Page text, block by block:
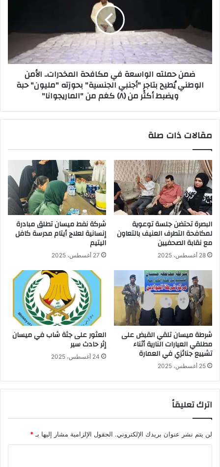
المخدرات..
الوطني
يُطيح
"أجنبي
"مليون"
ويضبط
(٨)
كغم
من
"الماريجوانا"
ضمن حملته الواسعة في مكافحة المخدرات.. الأمن
الوطني يُطيح بتاجرٍ "أجنبي الجنسية" بحوزته "مليون" حبة
ويضبط أكثر من (٨) كغم من "الماريجوانا"
مقالات ذات صلة
البصرة تحتضن جلسة توعوية
لمكافحة التطرف العنيف بالتعاون
مع نقابة الصحفيين
28 أغسطس، 2025
شركة نفط ميسان تطلق مبادرة
إنسانية لعلاج أيتام مدرسة كافل
اليتيم
27 أغسطس، 2025
شرطة ميسان تلقي القبض على
مطلقي العيارات النارية أثناء
تشييع جنائزي في العمارة
25 أغسطس، 2025
العثور على جثة شاب في ميسان
إثر حادث سير
24 أغسطس، 2025
اترك تعليقاً
لن يتم نشر عنوان بريدك الإلكتروني. الحقول الإلزامية مشار إليها بـ *